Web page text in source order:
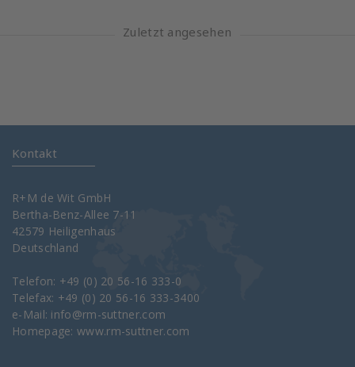
Zuletzt angesehen
Kontakt
R+M de Wit GmbH
Bertha-Benz-Allee 7-11
42579 Heiligenhaus
Deutschland
Telefon: +49 (0) 20 56-16 333-0
Telefax: +49 (0) 20 56-16 333-3400
e-Mail: info@rm-suttner.com
Homepage:www.rm-suttner.com